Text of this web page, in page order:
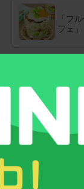
「フ
フェ」